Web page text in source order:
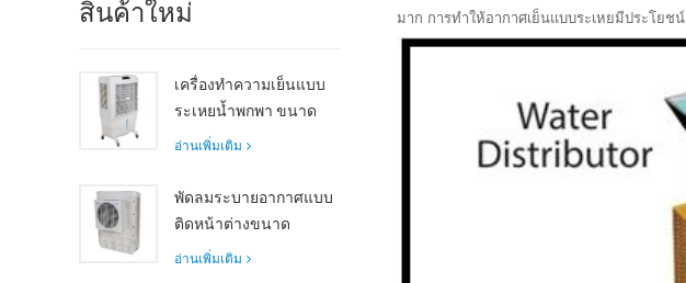
สินค้าใหม่
เครื่องทำความเย็นแบบ
ระเหยน้ำพกพา ขนาด
8000 m³/h ถัง 100 ลิตร
อ่านเพิ่มเติม
พัดลมระบายอากาศแบบ
ติดหน้าต่างขนาด
กะทัดรัด มอเตอร์แกน
อ่านเพิ่มเติม
มาก การทำให้อากาศเย็นแบบระเหยมีประโย